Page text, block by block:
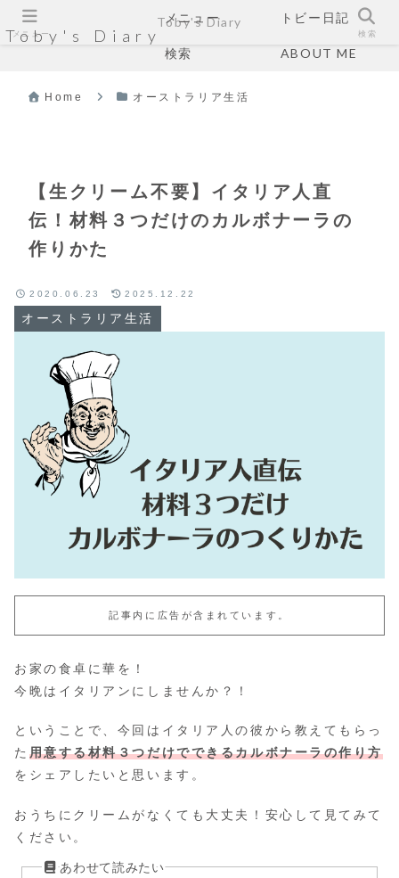
Toby's Diary
メニュー トビー日記
検索 ABOUT ME
Home オーストラリア生活
【生クリーム不要】イタリア人直
伝！材料３つだけのカルボナーラの
作りかた
オーストラリア生活
2020.06.23 2025.12.22
記事内に広告が含まれています。
お家の食卓に華を！
今晩はイタリアンにしませんか？！
ということで、今回はイタリア人の彼から教えてもらっ
た 用意する材料３つだけでできるカルボナーラの作り方
をシェアしたいと思います。
おうちにクリームがなくても大丈夫！安心して見てみて
ください。
メニュー
Toby's Diary
検索